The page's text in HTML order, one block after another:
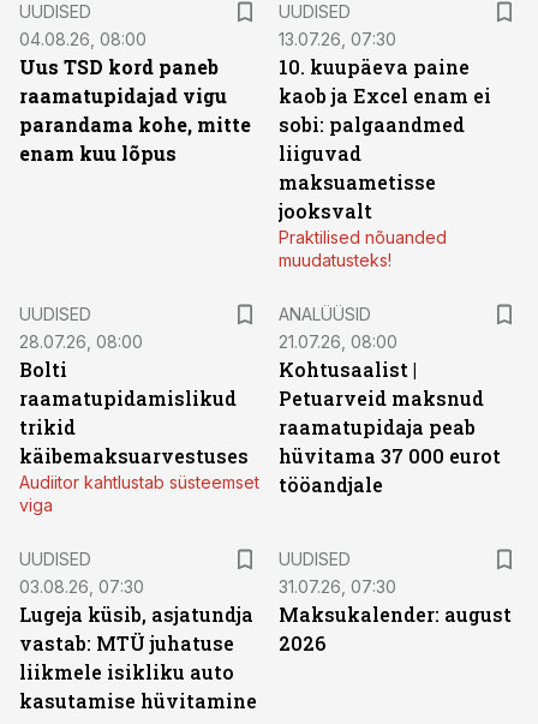
UUDISED
04.08.26, 08:00
Uus TSD kord paneb
raamatupidajad vigu
parandama kohe, mitte
enam kuu lõpus
UUDISED
13.07.26, 07:30
10. kuupäeva paine
kaob ja Excel enam ei
sobi: palgaandmed
liiguvad
maksuametisse
jooksvalt
Praktilised nõuanded
muudatusteks!
UUDISED
28.07.26, 08:00
Bolti
raamatupidamislikud
trikid
käibemaksuarvestuses
Audiitor kahtlustab süsteemset
viga
ANALÜÜSID
21.07.26, 08:00
Kohtusaalist |
Petuarveid maksnud
raamatupidaja peab
hüvitama 37 000 eurot
tööandjale
UUDISED
03.08.26, 07:30
Lugeja küsib, asjatundja
vastab: MTÜ juhatuse
liikmele isikliku auto
kasutamise hüvitamine
UUDISED
31.07.26, 07:30
Maksukalender: august
2026